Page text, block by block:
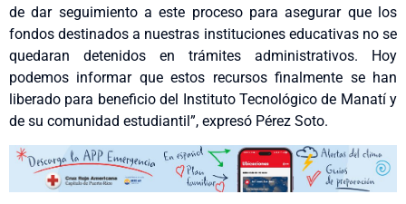
de dar seguimiento a este proceso para asegurar que los
fondos destinados a nuestras instituciones educativas no se
quedaran detenidos en trámites administrativos. Hoy
podemos informar que estos recursos finalmente se han
liberado para beneficio del Instituto Tecnológico de Manatí y
de su comunidad estudiantil”, expresó Pérez Soto.